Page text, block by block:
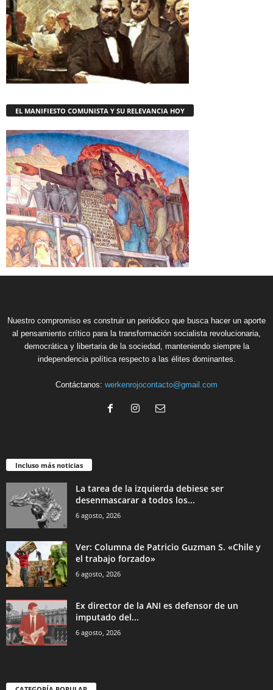
EL MANIFIESTO COMUNISTA Y SU RELEVANCIA HOY
Nuestro compromiso es construir un periódico que busca hacer un aporte
al pensamiento crítico para la transformación socialista revolucionaria,
democrática y libertaria de la sociedad, manteniendo siempre la
independencia política respecto a las élites dominantes.
Contáctanos: werkenrojocontacto@gmail.com
Incluso más noticias
La tarea de la izquierda debiese ser
desenmascarar a todos los...
6 agosto, 2026
Ver: Columna de Patricio Guzman S. «Chile y
el trabajo forzado»
6 agosto, 2026
Ex director de la ANI es defensor de un
imputado del...
6 agosto, 2026